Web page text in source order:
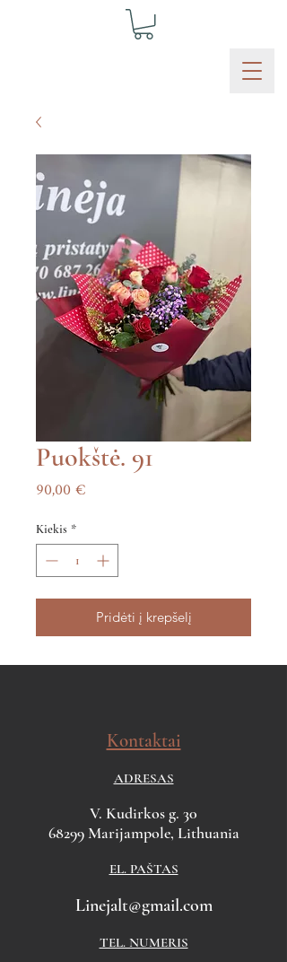
Puokštė. 91
90,00 €
Kiekis *
Pridėti į krepšelį
Kontaktai
ADRESAS
V. Kudirkos g. 30
68299 Marijampole, Lithuania
EL. PAŠTAS
Linejalt@gmail.com
TEL. NUMERIS